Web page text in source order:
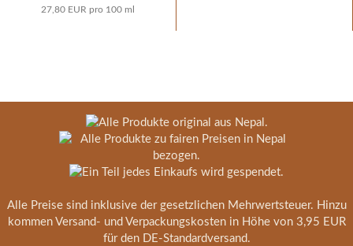
27,80 EUR pro 100 ml
Alle Preise sind inklusive der gesetzlichen Mehrwertsteuer. Hinzu
kommen Versand- und Verpackungskosten in Höhe von 3,95 EUR
für den DE-Standardversand.